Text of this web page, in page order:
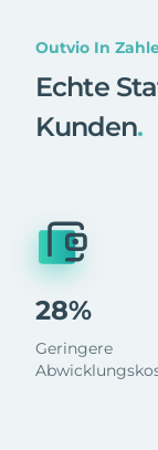
Outvio In
Echte
Kunden.
28%
Geringere